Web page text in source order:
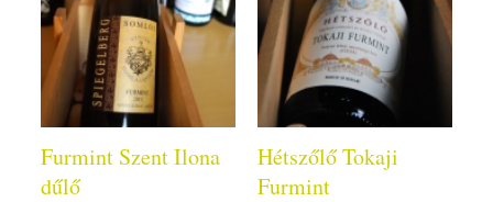
Furmint Szent Ilona
dűlő
Hétszőlő Tokaji
Furmint